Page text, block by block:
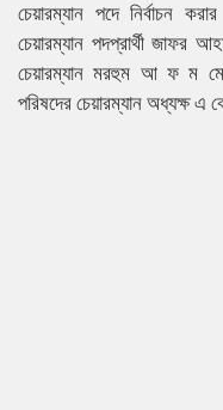
চেয়ারম্যান পদে নির্বাচন
চেয়ারম্যান পদপ্রার্থী জাফর
চেয়ারম্যান মরহুম আ ফ ম
পরিষদের চেয়ারম্যান অধ্যক্ষ